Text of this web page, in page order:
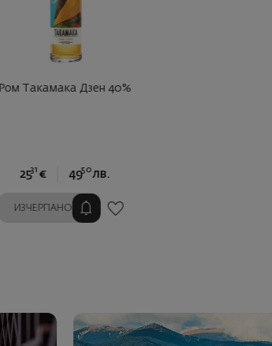
Ром Такамака Дзен 40%
2531 € 4950 лв.
ИЗЧЕРПАНО